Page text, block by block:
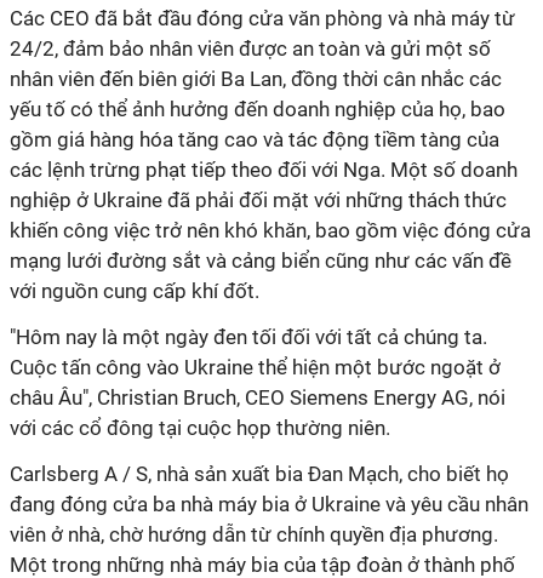
Các CEO đã bắt đầu đóng cửa văn phòng và nhà máy từ
24/2, đảm bảo nhân viên được an toàn và gửi một số
nhân viên đến biên giới Ba Lan, đồng thời cân nhắc các
yếu tố có thể ảnh hưởng đến doanh nghiệp của họ, bao
gồm giá hàng hóa tăng cao và tác động tiềm tàng của
các lệnh trừng phạt tiếp theo đối với Nga. Một số doanh
nghiệp ở Ukraine đã phải đối mặt với những thách thức
khiến công việc trở nên khó khăn, bao gồm việc đóng cửa
mạng lưới đường sắt và cảng biển cũng như các vấn đề
với nguồn cung cấp khí đốt.
"Hôm nay là một ngày đen tối đối với tất cả chúng ta.
Cuộc tấn công vào Ukraine thể hiện một bước ngoặt ở
châu Âu", Christian Bruch, CEO Siemens Energy AG, nói
với các cổ đông tại cuộc họp thường niên.
Carlsberg A / S, nhà sản xuất bia Đan Mạch, cho biết họ
đang đóng cửa ba nhà máy bia ở Ukraine và yêu cầu nhân
viên ở nhà, chờ hướng dẫn từ chính quyền địa phương.
Một trong những nhà máy bia của tập đoàn ở thành phố